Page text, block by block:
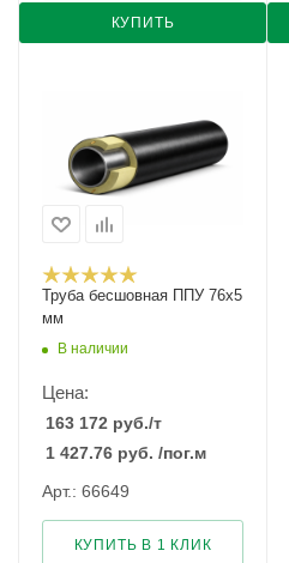
КУПИТЬ
Труба бесшовная ППУ 76х5
мм
В наличии
Цена:
163 172 руб./т
1 427.76 руб. /пог.м
Арт.: 66649
КУПИТЬ В 1 КЛИК